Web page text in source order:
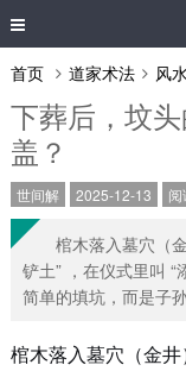
首页 道家术法 风
下葬后，坟
盖？
世间解 2025-12-13
棺木落入墓穴（
铲土” ，在仪式里叫 “
简单的填坑，而是子
棺木落入墓穴（金